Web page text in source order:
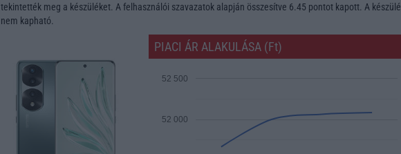
tekintették meg a készüléket. A felhasználói szavazatok alapján összesítve 6.45 pontot kapott. A
nem kapható.
PIACI ÁR ALAKULÁSA (Ft)
52 000
52 500